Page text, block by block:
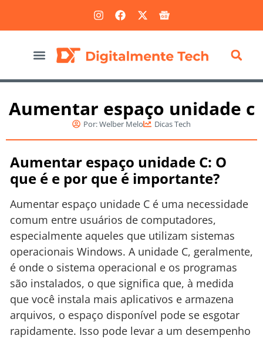
Aumentar espaço unidade c
Por:Welber Melo Dicas Tech
Aumentar espaço unidade C: O
que é e por que é importante?
Aumentar espaço unidade C é uma necessidade
comum entre usuários de computadores,
especialmente aqueles que utilizam sistemas
operacionais Windows. A unidade C, geralmente,
é onde o sistema operacional e os programas
são instalados, o que significa que, à medida
que você instala mais aplicativos e armazena
arquivos, o espaço disponível pode se esgotar
rapidamente. Isso pode levar a um desempenho